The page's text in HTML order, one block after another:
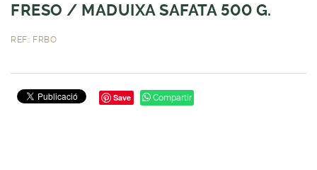
FRESO / MADUIXA SAFATA 500 G.
REF.: FRBO
Save Compartir